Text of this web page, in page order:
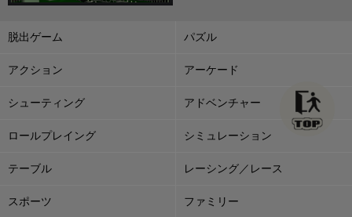
脱出ゲーム パズル
アクション アーケード
シューティング アドベンチャー
ロールプレイング シミュレーション
テーブル レーシング／レース
スポーツ ファミリー